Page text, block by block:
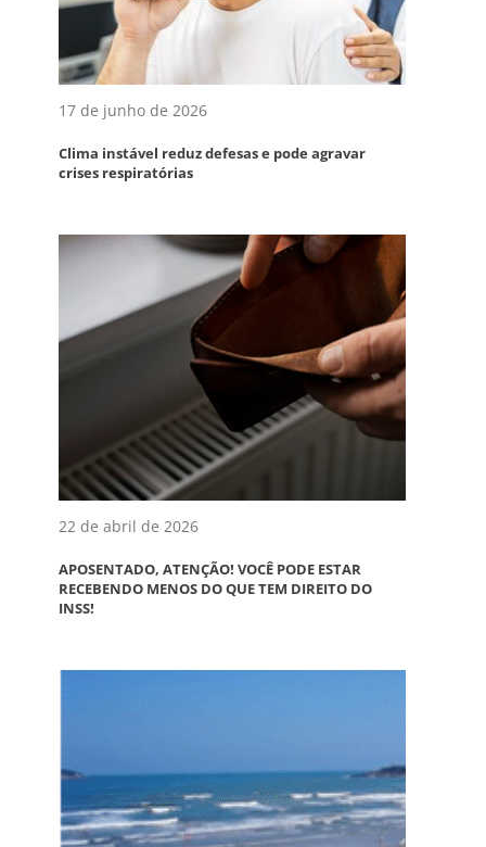
17 de junho de 2026
Clima instável reduz defesas e pode agravar
crises respiratórias
22 de abril de 2026
APOSENTADO, ATENÇÃO! VOCÊ PODE ESTAR
RECEBENDO MENOS DO QUE TEM DIREITO DO
INSS!